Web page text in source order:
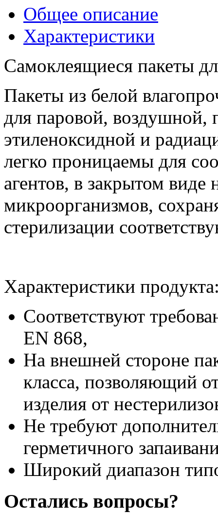
Общее описание
Характеристики
Самоклеящиеся пакеты
Пакеты из белой
для паровой, воздушной,
этиленоксидной и
легко проницаемы для
агентов, в закрытом
микроорганизмов,
стерилизации
Характеристики
Соответствуют
EN 868,
На внешней стороне
класса, позволяющий
изделия от
Не требуют
герметичного
Широкий диапазон
Остались вопросы?